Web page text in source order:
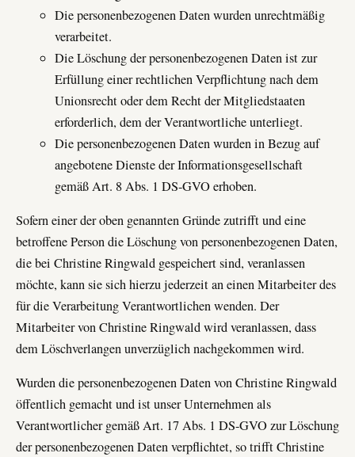
Die personenbezogenen Daten wurden unrechtmäßig
verarbeitet.
Die Löschung der personenbezogenen Daten ist zur
Erfüllung einer rechtlichen Verpflichtung nach dem
Unionsrecht oder dem Recht der Mitgliedstaaten
erforderlich, dem der Verantwortliche unterliegt.
Die personenbezogenen Daten wurden in Bezug auf
angebotene Dienste der Informationsgesellschaft
gemäß Art. 8 Abs. 1 DS-GVO erhoben.
Sofern einer der oben genannten Gründe zutrifft und eine
betroffene Person die Löschung von personenbezogenen Daten,
die bei Christine Ringwald gespeichert sind, veranlassen
möchte, kann sie sich hierzu jederzeit an einen Mitarbeiter des
für die Verarbeitung Verantwortlichen wenden. Der
Mitarbeiter von Christine Ringwald wird veranlassen, dass
dem Löschverlangen unverzüglich nachgekommen wird.
Wurden die personenbezogenen Daten von Christine Ringwald
öffentlich gemacht und ist unser Unternehmen als
Verantwortlicher gemäß Art. 17 Abs. 1 DS-GVO zur Löschung
der personenbezogenen Daten verpflichtet, so trifft Christine